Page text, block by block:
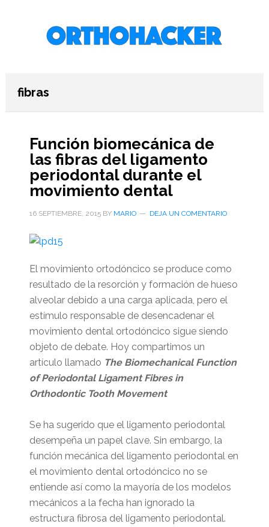
primariafibras
Función biomecánica de
las fibras del ligamento
periodontal durante el
movimiento dental
16 SEPTIEMBRE, 2015BY MARIO DEJA UN COMENTARIO
El movimiento ortodóncico se produce como
resultado de la resorción y formación de hueso
alveolar debido a una carga aplicada, pero el
estímulo responsable de desencadenar el
movimiento dental ortodóncico sigue siendo
objeto de debate. Hoy compartimos un
artículo llamado The Biomechanical Function
of Periodontal Ligament Fibres in
Orthodontic Tooth Movement
Se ha sugerido que el ligamento periodontal
desempeña un papel clave. Sin embargo, la
función mecánica del ligamento periodontal en
el movimiento dental ortodóncico no se
entiende así como la mayoría de los modelos
mecánicos a la fecha han ignorado la
estructura fibrosa del ligamento periodontal.